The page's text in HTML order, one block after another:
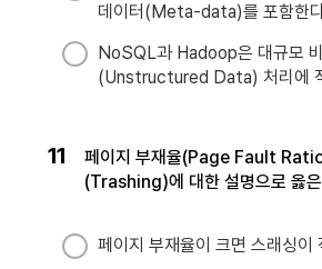
데이터(Meta-data)를 포함한
NoSQL과 Hadoop은 대규모
(Unstructured Data) 처리에
11
페이지 부재율(Page Fault
(Trashing)에 대한 설명으로 옳
페이지 부재율이 크면 스래싱이